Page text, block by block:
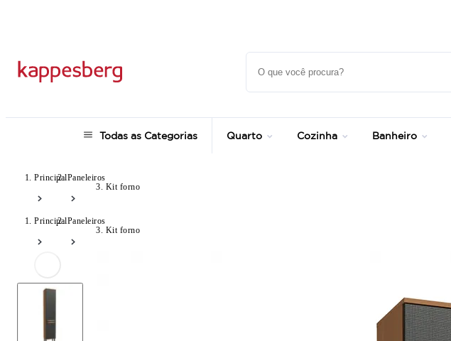
Todas as Categorias Quarto Cozinha Banheiro
PrincipalPaneleiros
Kit forno
PrincipalPaneleiros
Kit forno